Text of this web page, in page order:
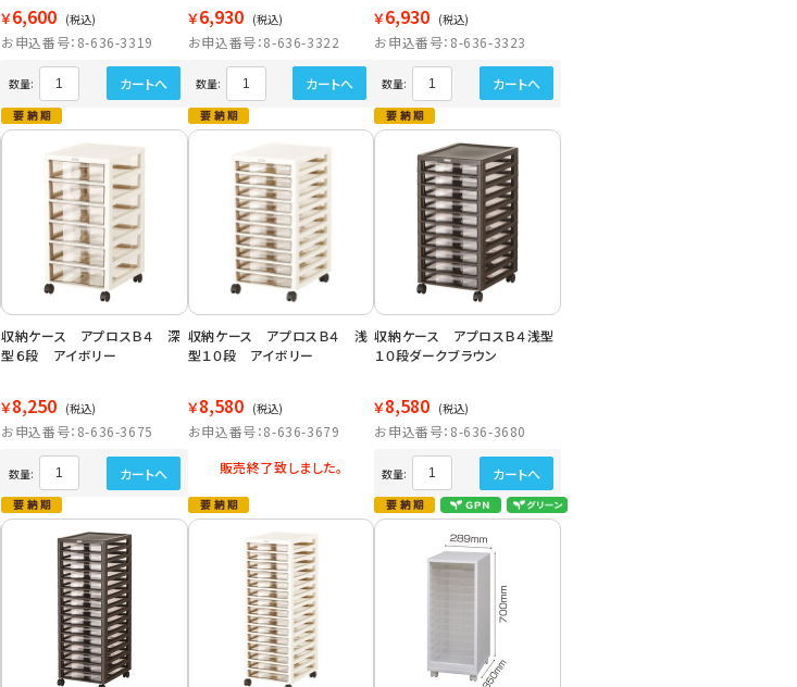
￥6,600 (税込)
お申込番号：8-636-3319
数量: カートへ
￥6,930 (税込)
お申込番号：8-636-3322
数量: カートへ
￥6,930 (税込)
お申込番号：8-636-3323
数量: カートへ
収納ケース アプロスＢ４ 深
型６段 アイボリー
￥8,250 (税込)
お申込番号：8-636-3675
数量: カートへ
収納ケース アプロスＢ４ 浅
型１０段 アイボリー
￥8,580 (税込)
お申込番号：8-636-3679
販売終了致しました。
収納ケース アプロスＢ４浅型
１０段ダークブラウン
￥8,580 (税込)
お申込番号：8-636-3680
数量: カートへ